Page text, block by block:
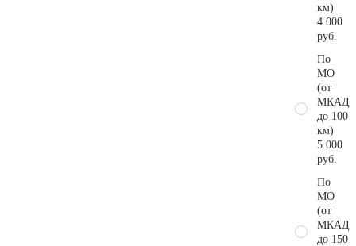
км)
4.000
руб.
По
МО
(от
МКАД
до 100
км)
5.000
руб.
По
МО
(от
МКАД
до 150